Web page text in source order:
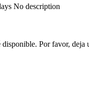
No description
Por favor,